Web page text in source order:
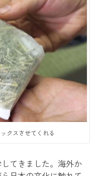
クスさせてくれる
てきました。海外か